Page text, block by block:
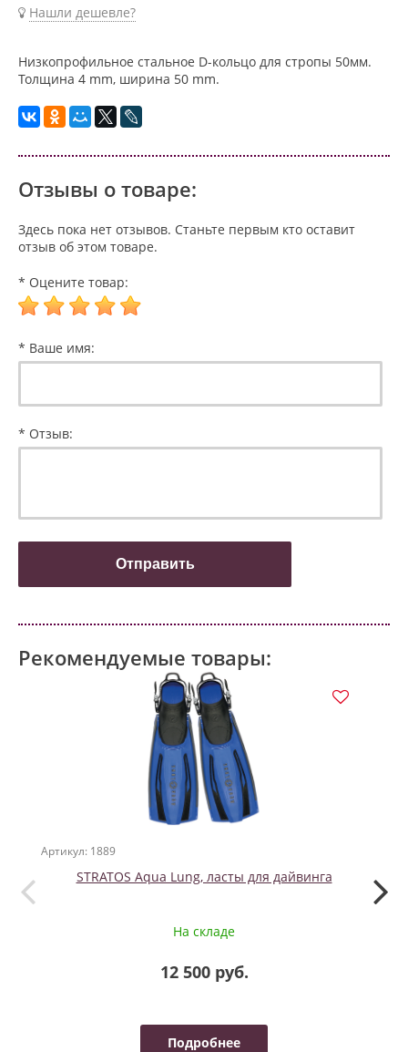
Нашли дешевле?
Низкопрофильное стальное D-кольцо для стропы 50мм.
Толщина 4 mm, ширина 50 mm.
Отзывы о товаре:
Здесь пока нет отзывов. Станьте первым кто оставит
отзыв об этом товаре.
* Оцените товар:
* Ваше имя:
* Отзыв:
Рекомендуемые товары:
Артикул: 1889
STRATOS Aqua Lung, ласты для дайвинга
На складе
12 500 руб.
Подробнее